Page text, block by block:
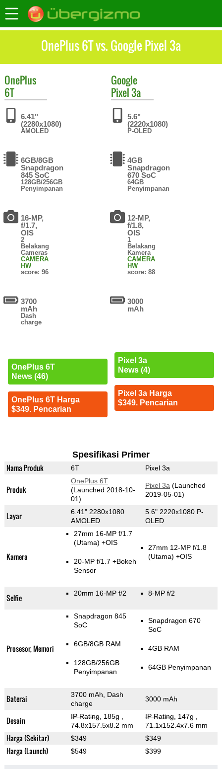
OnePlus 6T vs. Google Pixel 3a
OnePlus
6T
6.41"
(2280x1080)
AMOLED
6GB/8GB
Snapdragon
845 SoC
128GB/256GB
Penyimpanan
16-MP,
f/1.7,
OIS
2
Belakang
Cameras
CAMERA
HW
score: 96
3700
mAh
Dash
charge
OnePlus 6T
News (46)
OnePlus 6T Harga
$349. Pencarian
Google
Pixel 3a
5.6"
(2220x1080)
P-OLED
4GB
Snapdragon
670 SoC
64GB
Penyimpanan
12-MP,
f/1.8,
OIS
1
Belakang
Kamera
CAMERA
HW
score: 88
3000
mAh
Pixel 3a
News (4)
Pixel 3a Harga
$349. Pencarian
Spesifikasi Primer
Nama Produk 6T Pixel 3a
Produk
OnePlus 6T
(Launched 2018-10-
01)
Pixel 3a (Launched
2019-05-01)
Layar
6.41" 2280x1080
AMOLED
5.6" 2220x1080 P-
OLED
Kamera
27mm 16-MP f/1.7
(Utama) +OIS
20-MP f/1.7 +Bokeh
Sensor
27mm 12-MP f/1.8
(Utama) +OIS
Selfie 20mm 16-MP f/2 8-MP f/2
Prosesor, Memori
Snapdragon 845
SoC
6GB/8GB RAM
128GB/256GB
Penyimpanan
Snapdragon 670
SoC
4GB RAM
64GB Penyimpanan
Baterai
3700 mAh, Dash
charge
3000 mAh
Desain IP Rating, 185g
74.8x157.5x8.2 mm
IP Rating, 147g
71.1x152.4x7.6 mm
Harga (Sekitar) $349 $349
Harga (Launch) $549 $399